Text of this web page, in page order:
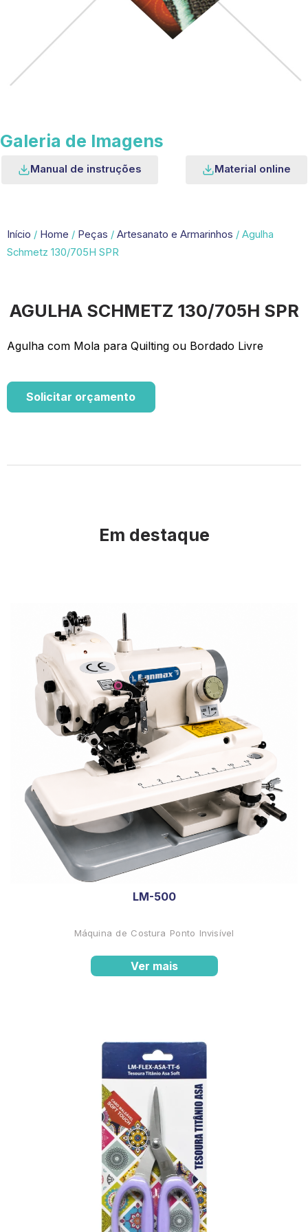
Galeria de Imagens
Manual de instruções Material online
Início / Home / Peças / Artesanato e Armarinhos / Agulha
Schmetz 130/705H SPR
AGULHA SCHMETZ 130/705H SPR
Agulha com Mola para Quilting ou Bordado Livre
Solicitar orçamento
Em destaque
LM-500
Máquina de Costura Ponto Invisível
Ver mais